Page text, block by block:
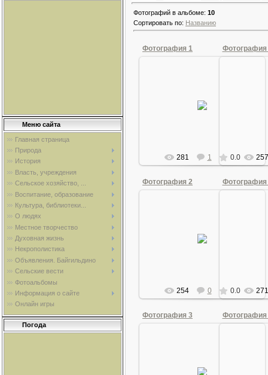
Меню сайта
Главная страница
Природа
История
Власть, учреждения
Сельское хозяйство, ...
Воспитание, образование
Культура, библиотеки...
О людях
Местное творчество
Духовная жизнь
Некрополистика
Объявления. Байгильдино
Сельские вести
Фотоальбомы
Информация о сайте
Онлайн игры
Погода
Фотографий в альбоме: 10
Сортировать по: Названию
Фотография 1
281 1 0.0
Фотография
257
Фотография 2
254 0 0.0
Фотография
271
Фотография 3 Фотография